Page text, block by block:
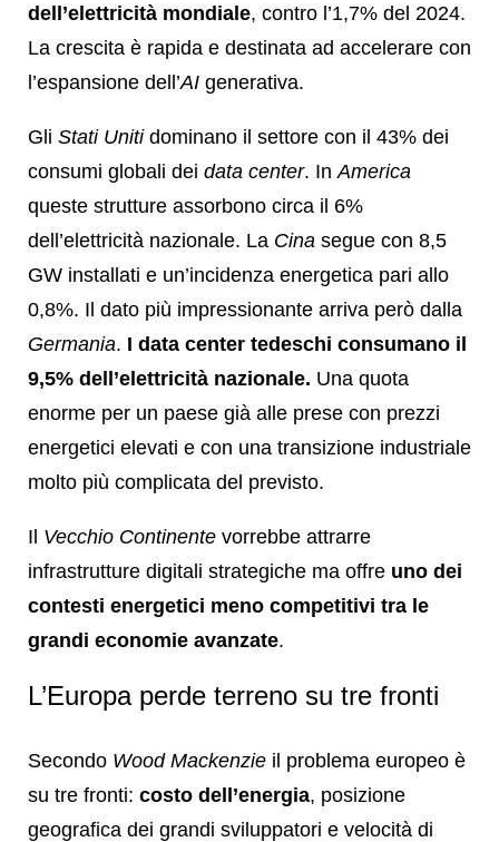
dell’elettricità mondiale, contro l’1,7% del 2024.
La crescita è rapida e destinata ad accelerare con
l’espansione dell’AI generativa.
Gli Stati Unitidominano il settore con il 43% dei
consumi globali dei data center. In America
queste strutture assorbono circa il 6%
dell’elettricità nazionale. La Cina segue con 8,5
GW installati e un’incidenza energetica pari allo
0,8%. Il dato più impressionante arriva però dalla
Germania. I data center tedeschi consumano il
9,5% dell’elettricità nazionale. Una quota
enorme per un paese già alle prese con prezzi
energetici elevati e con una transizione industriale
molto più complicata del previsto.
Il Vecchio Continente vorrebbe attrarre
infrastrutture digitali strategiche ma offre uno dei
contesti energetici meno competitivi tra le
grandi economie avanzate.
L’Europa perde terreno su tre fronti
Secondo Wood Mackenzie il problema europeo è
su tre fronti: costo dell’energia, posizione
geografica dei grandi sviluppatori e velocità di